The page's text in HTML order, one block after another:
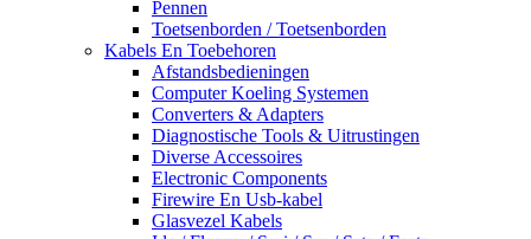
Pennen
Toetsenborden / Toetsenborden
Kabels En Toebehoren
Afstandsbedieningen
Computer Koeling Systemen
Converters & Adapters
Diagnostische Tools & Uitrustingen
Diverse Accessoires
Electronic Components
Firewire En Usb-kabel
Glasvezel Kabels